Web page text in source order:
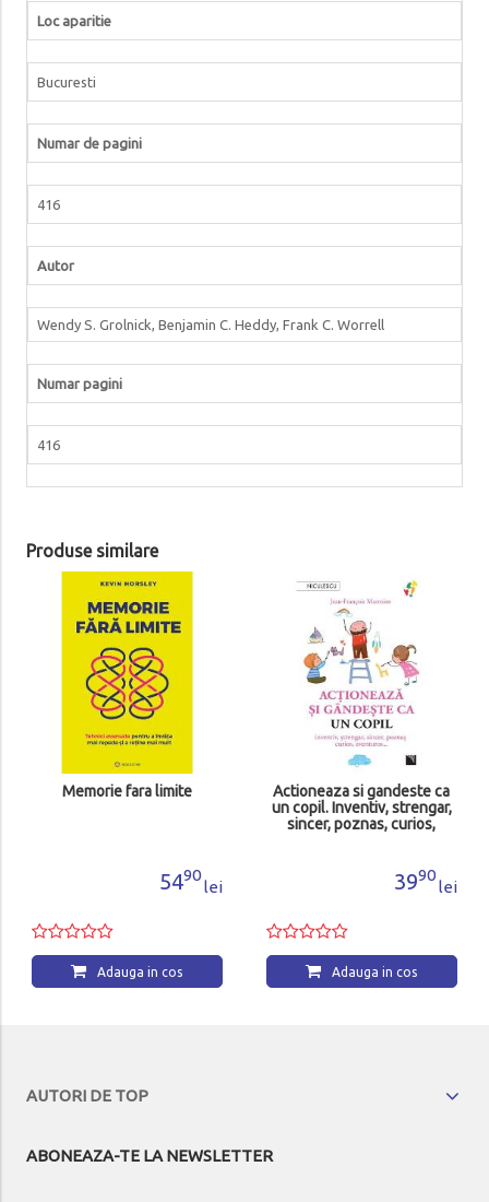
Loc aparitie
Bucuresti
Numar de pagini
416
Autor
Wendy S. Grolnick, Benjamin C. Heddy, Frank C. Worrell
Numar pagini
416
Produse similare
Memorie fara limite
5490
lei
Adauga in cos
Actioneaza si gandeste ca
un copil. Inventiv, strengar,
sincer, poznas, curios,
3990
lei
Adauga in cos
AUTORI DE TOP
ABONEAZA-TE LA NEWSLETTER